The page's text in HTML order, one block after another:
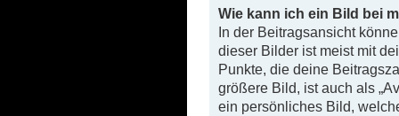
Wie kann ich ein Bild bei
In der Beitragsansicht
dieser Bilder ist meist mit
Punkte, die deine
größere Bild, ist auch als
ein persönliches Bild,